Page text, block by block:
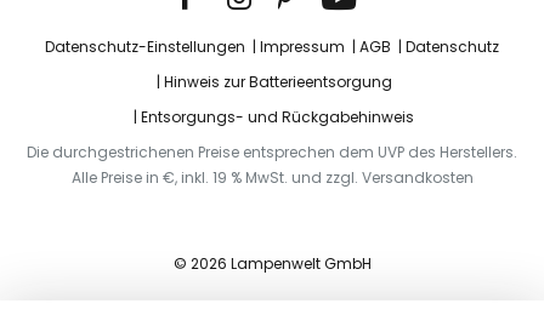
Datenschutz-Einstellungen Impressum AGB
Datenschutz
Hinweis zur Batterieentsorgung
Entsorgungs- und Rückgabehinweis
Die durchgestrichenen Preise entsprechen dem UVP des Herstellers.
Alle Preise in €, inkl. 19 % MwSt. und zzgl. Versandkosten
© 2026 Lampenwelt GmbH